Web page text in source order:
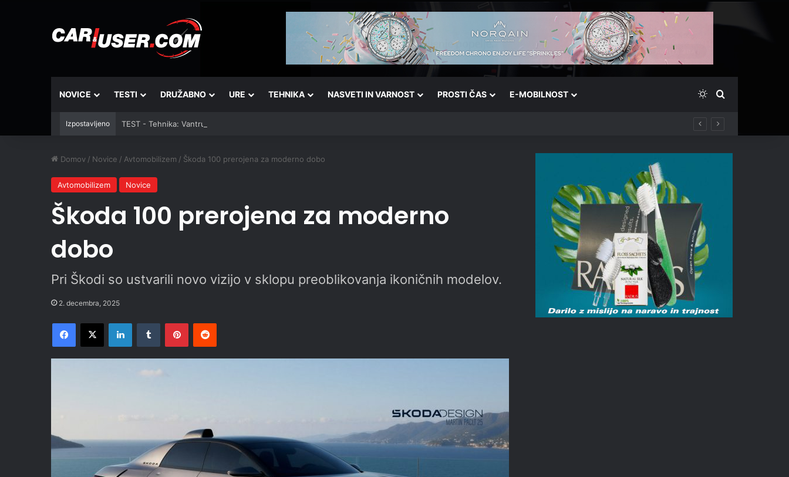
NOVICE TESTI DRUŽABNO URE TEHNIKA NASVETI IN VARNOST PROSTI ČAS E-MOBILNOST Switch skin
Išči
Izpostavljeno TEST - Tehnika: Vantrue JS3
Domov / Novice / Avtomobilizem / Škoda 100 prerojena za moderno dobo
Avtomobilizem Novice
Škoda 100 prerojena za moderno
dobo
Pri Škodi so ustvarili novo vizijo v sklopu preoblikovanja ikoničnih modelov.
2. decembra, 2025
Facebook
X LinkedInTumblr PinterestReddit